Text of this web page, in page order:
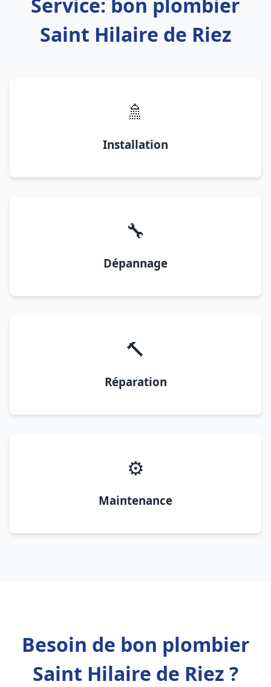
Saint Hilaire de Riez
🚿
Installation
🔧
Dépannage
🔨
Réparation
⚙️
Maintenance
Besoin de bon plombier
Saint Hilaire de Riez ?